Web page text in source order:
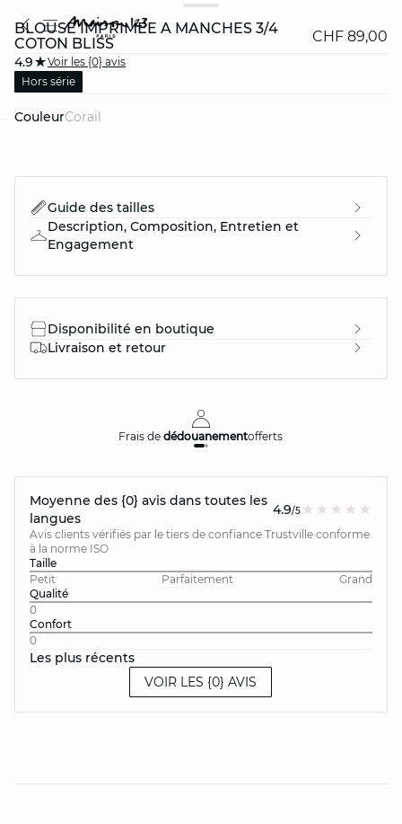
BLOUSE IMPRIMÉE À MANCHES 3/4
COTON BLISS
CHF 89,00
4.9
Voir les {0} avis
Hors série
Couleur corail
Guide des tailles
Description, Composition, Entretien et
Engagement
Disponibilité en boutique
Livraison et retour
Frais dedédouanementofferts
Moyenne des {0} avis dans toutes les
langues
4.9/5
Avis clients vérifiés par le tiers de confiance Trustville conforme
à la norme ISO
Taille
Petit
Parfaitement
Grand
Qualité
0
Confort
0
Les plus récents
VOIR LES {0} AVIS